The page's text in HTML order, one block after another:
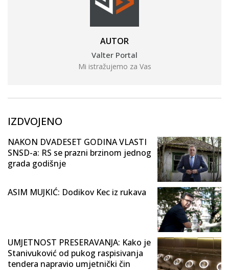
AUTOR
Valter Portal
Mi istražujemo za Vas
IZDVOJENO
NAKON DVADESET GODINA VLASTI
SNSD-a: RS se prazni brzinom jednog
grada godišnje
ASIM MUJKIĆ: Dodikov Kec iz rukava
UMJETNOST PRESERAVANJA: Kako je
Stanivuković od pukog raspisivanja
tendera napravio umjetnički čin